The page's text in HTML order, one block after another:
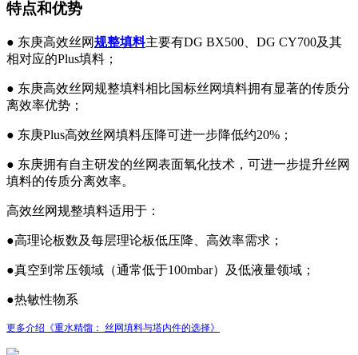
特点和优势
● 东庚高效丝网规整填料主要有DG BX500 DG CY700及其
相对应的Plus填料；
● 东庚高效丝网规整填料相比国标丝网填料拥有显著的传质分
离效率优势；
● 东庚Plus高效丝网填料压降可进一步降低约20% ；
● 东庚拥有自主研发的丝网表面氧化技术，可进一步提升丝网
填料的传质分离效率。
高效丝网规整填料适用于：
●高理论板数及每层理论板低压降、高效率需求；
●真空到常压领域（通常低于100mbar）及低液量领域；
●热敏性物系
更多介绍《重水精馏： 丝网填料与塔内件的选择》